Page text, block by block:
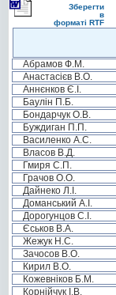
Зберегти
в
форматі RTF
Абрамов Ф.М.
Анастасієв В.О.
Аннєнков Є.І.
Баулін П.Б.
Бондарчук О.В.
Буждиган П.П.
Василенко А.С.
Власов В.Д.
Гмиря С.П.
Грачов О.О.
Дайнеко Л.І.
Доманський А.І.
Дорогунцов С.І.
Єськов В.А.
Жежук Н.С.
Зачосов В.О.
Кирил В.О.
Кожевніков Б.М.
Корнійчук І.В.